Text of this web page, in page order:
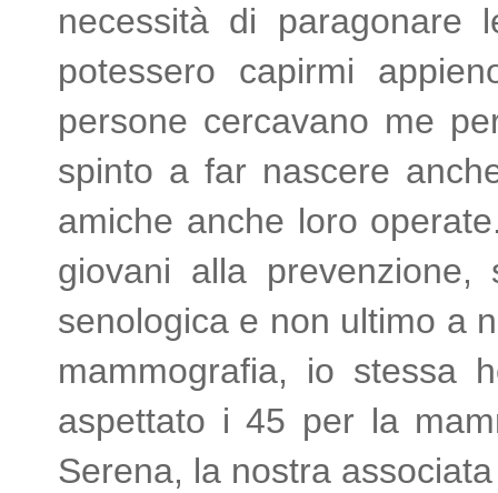
necessità di
potessero capirmi
persone cercavano me
spinto a far nascere
amiche anche loro
giovani alla
senologica e non ultimo a
mammografia, io stessa
aspettato i 45 per la
Serena, la nostra